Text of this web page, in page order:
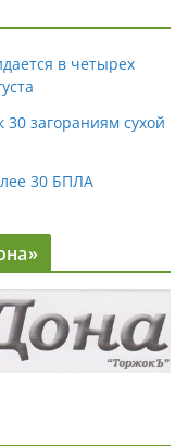
в четырех
загораниям сухой
30 БПЛА